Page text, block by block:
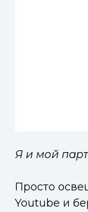
Я и мой
Просто
Youtube и